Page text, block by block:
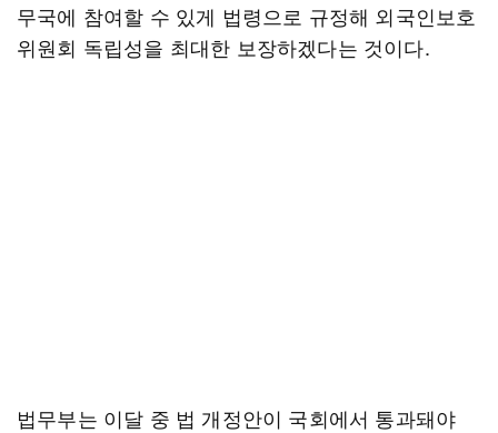
무국에 참여할 수 있게 법령으로 규정해 외국인보호
위원회 독립성을 최대한 보장하겠다는 것이다.
법무부는 이달 중 법 개정안이 국회에서 통과돼야